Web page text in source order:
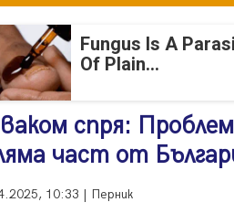
Fungus Is A
Of Plain...
спря:
част от
10:33 | Перник